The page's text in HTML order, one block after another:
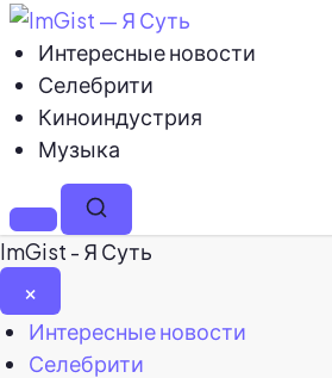
Интересные новости
Селебрити
Киноиндустрия
Музыка
МенюПоиск
ImGist - Я Суть
×
Закрыть
меню
Интересные новости
Селебрити